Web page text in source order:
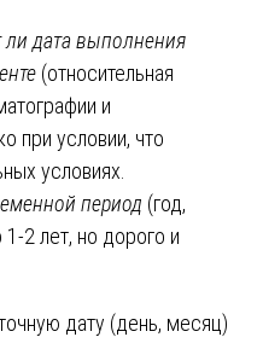
ли дата выполнения
(относительная
и
при условии, что
условиях.
период (год,
2 лет, но дорого и
дату (день, месяц)